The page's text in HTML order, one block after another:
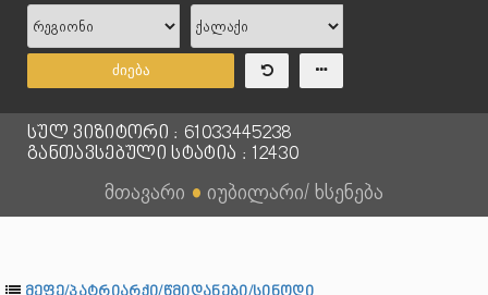
ძიება
სულ ვიზიტორი : 61033445238
განთავსებული სტატია : 12430
მთავარი ● იუბილარი/ ხსენება